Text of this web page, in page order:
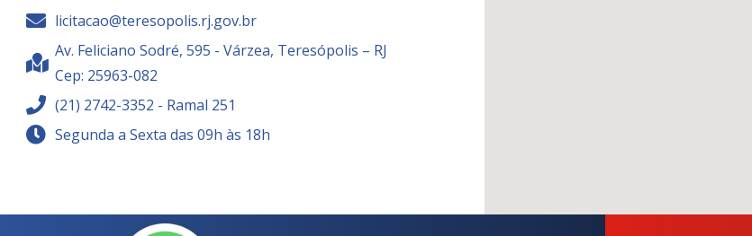
licitacao@teresopolis.rj.gov.br
Av. Feliciano Sodré, 595 - Várzea, Teresópolis – RJ
Cep: 25963-082
(21) 2742-3352 - Ramal 251
Segunda a Sexta das 09h às 18h